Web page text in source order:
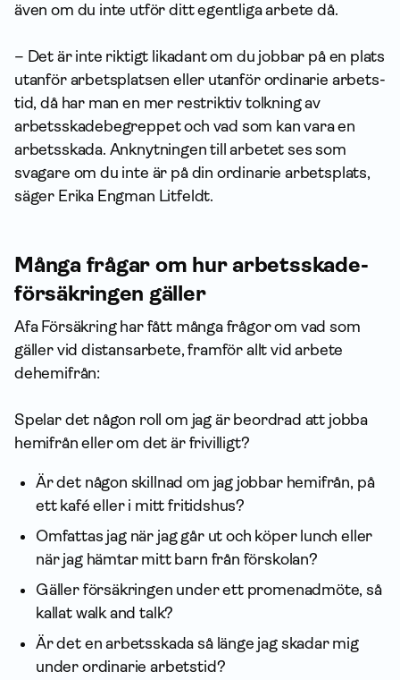
även om du inte utför ditt egentliga arbete då.
– Det är inte riktigt likadant om du jobbar på en plats
utanför arbetsplatsen eller utanför ordinarie arbets­
tid, då har man en mer restriktiv tolkning av
arbetsskadebegreppet och vad som kan vara en
arbetsskada. Anknytningen till arbetet ses som
svagare om du inte är på din ordinarie arbetsplats,
säger Erika Engman Litfeldt.
Många frågar om hur arbets­skade­
försäkringen gäller
Afa För­säkring har fått många frågor om vad som
gäller vid distansarbete, framför allt vid arbete
dehemifrån:
Spelar det någon roll om jag är beordrad att jobba
hemifrån eller om det är frivilligt?
Är det någon skillnad om jag jobbar hemifrån, på
ett kafé eller i mitt fritidshus?
Omfattas jag när jag går ut och köper lunch eller
när jag hämtar mitt barn från förskolan?
Gäller försäkringen under ett promenadmöte, så
kallat walk and talk?
Är det en arbetsskada så länge jag skadar mig
under ordinarie arbets­tid?